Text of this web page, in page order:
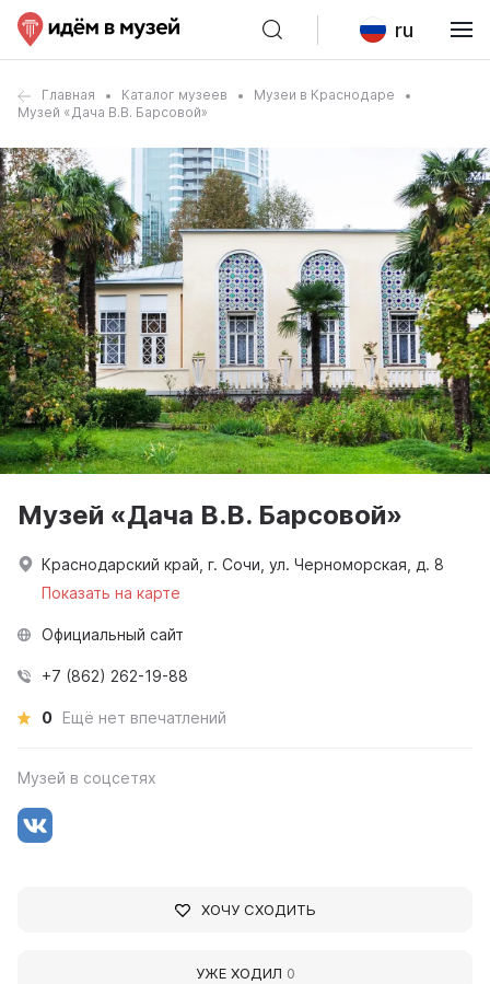
ru
Главная Каталог музеев
Музеи в Краснодаре
Музей «Дача В.В. Барсовой»
Музей «Дача В.В. Барсовой»
Краснодарский край, г. Сочи, ул. Черноморская, д. 8
Показать на карте
Официальный сайт
+7 (862) 262-19-88
0 Ещё нет впечатлений
Музей в соцсетях
ХОЧУ СХОДИТЬ
УЖЕ ХОДИЛ 0